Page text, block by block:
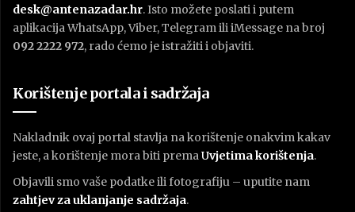
desk@antenazadar.hr. Isto možete poslati i putem
aplikacija WhatsApp, Viber, Telegram ili iMessage na broj
092 2222 972, rado ćemo je istražiti i objaviti.
Korištenje portala i sadržaja
Nakladnik ovaj portal stavlja na korištenje onakvim kakav
jeste, a korištenje mora biti premaUvjetima korištenja.
Objavili smo vaše podatke ili fotografiju – uputite nam
zahtjev za uklanjanje sadržaja.